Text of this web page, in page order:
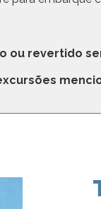
ou revertido